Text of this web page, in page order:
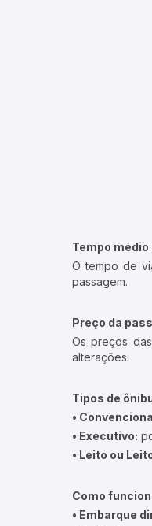
Tempo médio
O tempo de
passagem.
Preço da
Os preços
alterações.
Tipos de
•
• Executivo:
• Leito ou
Como
• Embarque